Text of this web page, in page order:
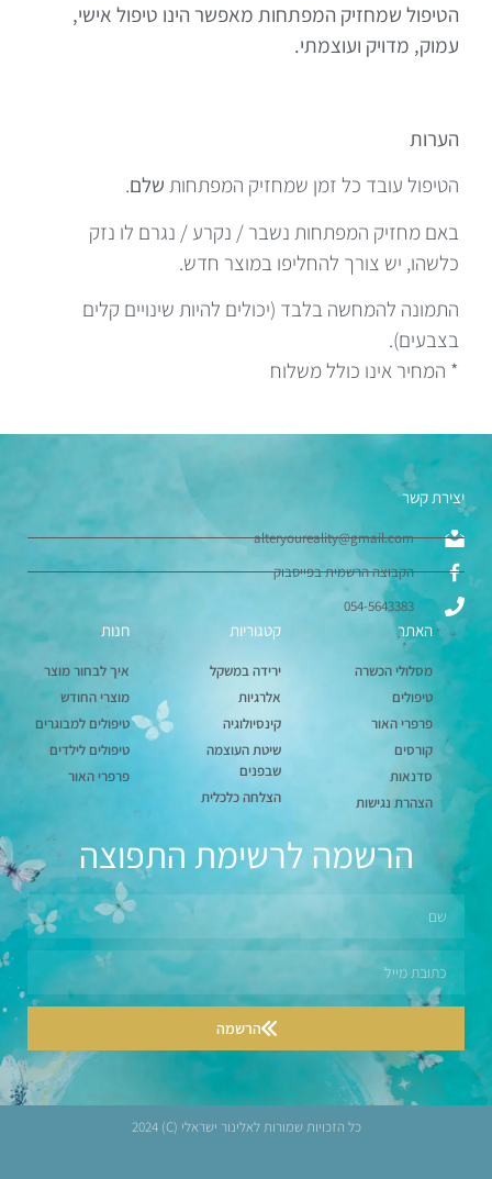
הטיפול שמחזיק המפתחות מאפשר הינו טיפול אישי,
עמוק, מדויק ועוצמתי.
הערות
הטיפול עובד כל זמן שמחזיק המפתחות שלם.
באם מחזיק המפתחות נשבר / נקרע / נגרם לו נזק
כלשהו, יש צורך להחליפו במוצר חדש.
התמונה להמחשה בלבד (יכולים להיות שינויים קלים
בצבעים).
* המחיר אינו כולל משלוח
יצירת קשר
alteryoureality@gmail.com
הקבוצה הרשמית בפייסבוק
054-5643383
האתר
מסלולי הכשרה
טיפולים
פרפרי האור
קורסים
סדנאות
הצהרת נגישות
קטגוריות
ירידה במשקל
אלרגיות
קינסיולוגיה
שיטת העוצמה
שבפנים
הצלחה כלכלית
חנות
איך לבחור מוצר
מוצרי החודש
טיפולים למבוגרים
טיפולים לילדים
פרפרי האור
הרשמה לרשימת התפוצה
הרשמה
כל הזכויות שמורות לאלינור ישראלי (C) 2024